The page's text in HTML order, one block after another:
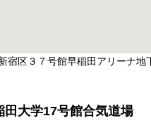
宿区３７号館早稲田アリーナ地
田大学17号館合気道場